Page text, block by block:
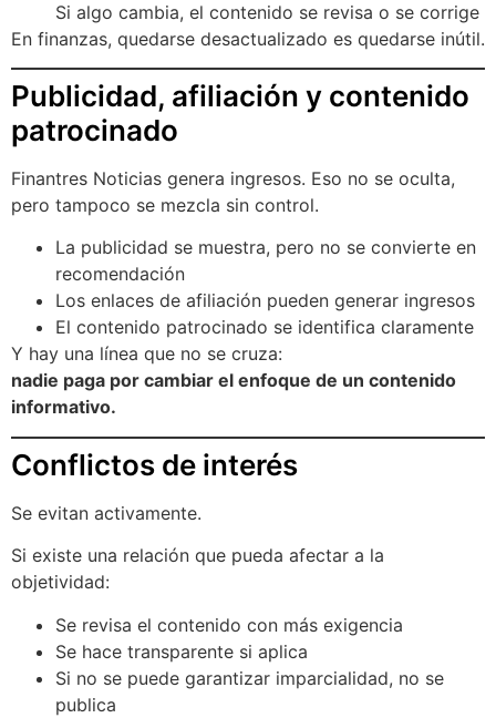
Si algo cambia, el contenido se revisa o se corrige
En finanzas, quedarse desactualizado es quedarse inútil.
Publicidad, afiliación y contenido
patrocinado
Finantres Noticias genera ingresos. Eso no se oculta,
pero tampoco se mezcla sin control.
La publicidad se muestra, pero no se convierte en
recomendación
Los enlaces de afiliación pueden generar ingresos
El contenido patrocinado se identifica claramente
Y hay una línea que no se cruza:
nadie paga por cambiar el enfoque de un contenido
informativo.
Conflictos de interés
Se evitan activamente.
Si existe una relación que pueda afectar a la
objetividad:
Se revisa el contenido con más exigencia
Se hace transparente si aplica
Si no se puede garantizar imparcialidad, no se
publica